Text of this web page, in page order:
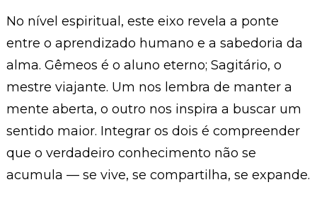
No nível espiritual, este eixo revela a ponte
entre o aprendizado humano e a sabedoria da
alma. Gêmeos é o aluno eterno; Sagitário, o
mestre viajante. Um nos lembra de manter a
mente aberta, o outro nos inspira a buscar um
sentido maior. Integrar os dois é compreender
que o verdadeiro conhecimento não se
acumula — se vive, se compartilha, se expande.